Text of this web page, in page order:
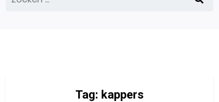
naar:
Tag: kappers